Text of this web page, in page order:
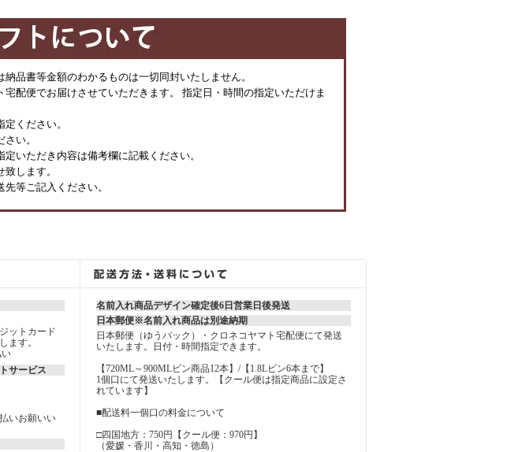
品書等金額のわかるものは一切同封いたしません。
配便でお届けさせていただきます。 指定日・時間の指定いただけま
定ください。
い。
定いただき内容は備考欄に記載ください。
します。
等ご記入ください。
ットカード
ます。
サービス
いお願いい
名前入れ商品デザイン確定後6日営業日後発送
日本郵便※名前入れ商品は別途納期
日本郵便（ゆうパック）・クロネコヤマト宅配便にて発送
いたします。日付・時間指定できます。
【720ML～900MLビン商品12本】/【1.8Lビン6本まで】
1個口にて発送いたします。【クール便は指定商品に設定さ
れています】
■配送料一個口の料金について
□四国地方：750円【クール便：970円】
（愛媛・香川・高知・徳島）